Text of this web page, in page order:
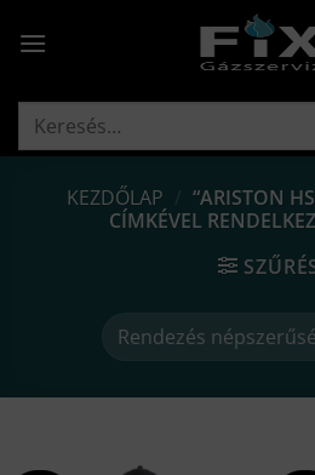
Keresés
KEZDŐLAP / “ARISTON
CÍMKÉVEL